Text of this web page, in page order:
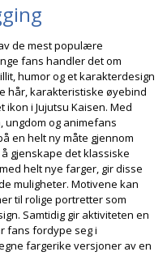
de mest populære
fans handler det om
humor og et karakterdesign
hår, karakteristiske øyebind
i Jujutsu Kaisen. Med
ungdom og animefans
en helt ny måte gjennom
gjenskape det klassiske
helt nye farger, gir disse
muligheter. Motivene kan
til rolige portretter som
Samtidig gir aktiviteten en
fans fordype seg i
fargerike versjoner av en